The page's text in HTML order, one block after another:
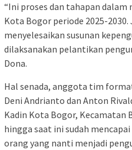
“Ini proses dan tahapan dalam
Kota Bogor periode 2025-
menyelesaikan susunan
dilaksanakan pelantikan
Dona.
Hal senada, anggota tim
Deni Andrianto dan Anton
Kadin Kota Bogor, Kecamatan
hingga saat ini sudah
orang yang nanti menjadi